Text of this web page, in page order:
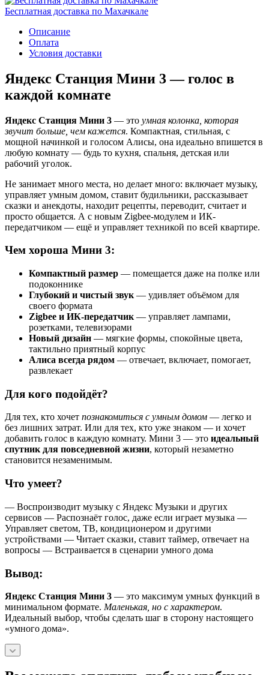
Бесплатная доставка по Махачкале
Описание
Оплата
Условия доставки
Яндекс Станция Мини 3 — голос в
каждой комнате
Яндекс Станция Мини 3 — это умная колонка, которая
звучит больше, чем кажется. Компактная, стильная, с
мощной начинкой и голосом Алисы, она идеально впишется в
любую комнату — будь то кухня, спальня, детская или
рабочий уголок.
Не занимает много места, но делает много: включает музыку,
управляет умным домом, ставит будильники, рассказывает
сказки и анекдоты, находит рецепты, переводит, считает и
просто общается. А с новым Zigbee-модулем и ИК-
передатчиком — ещё и управляет техникой по всей квартире.
Чем хороша Мини 3:
Компактный размер — помещается даже на полке или
подоконнике
Глубокий и чистый звук — удивляет объёмом для
своего формата
Zigbee и ИК-передатчик — управляет лампами,
розетками, телевизорами
Новый дизайн — мягкие формы, спокойные цвета,
тактильно приятный корпус
Алиса всегда рядом — отвечает, включает, помогает,
развлекает
Для кого подойдёт?
Для тех, кто хочет познакомиться с умным домом — легко и
без лишних затрат. Или для тех, кто уже знаком — и хочет
добавить голос в каждую комнату. Мини 3 — это идеальный
спутник для повседневной жизни, который незаметно
становится незаменимым.
Что умеет?
— Воспроизводит музыку с Яндекс Музыки и других
сервисов — Распознаёт голос, даже если играет музыка —
Управляет светом, ТВ, кондиционером и другими
устройствами — Читает сказки, ставит таймер, отвечает на
вопросы — Встраивается в сценарии умного дома
Вывод:
Яндекс Станция Мини 3 — это максимум умных функций в
минимальном формате. Маленькая, но с характером.
Идеальный выбор, чтобы сделать шаг в сторону настоящего
«умного дома».